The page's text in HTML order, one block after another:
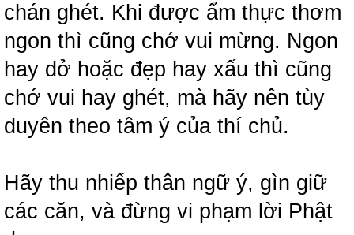
chán ghét. Khi được ẩm thực thơm
ngon thì cũng chớ vui mừng. Ngon
hay dở hoặc đẹp hay xấu thì cũng
chớ vui hay ghét, mà hãy nên tùy
duyên theo tâm ý của thí chủ.
Hãy thu nhiếp thân ngữ ý, gìn giữ
các căn, và đừng vi phạm lời Phật